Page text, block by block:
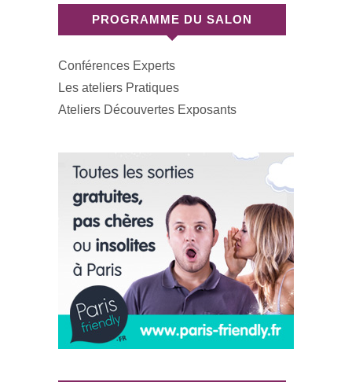
PROGRAMME DU SALON
Conférences Experts
Les ateliers Pratiques
Ateliers Découvertes Exposants